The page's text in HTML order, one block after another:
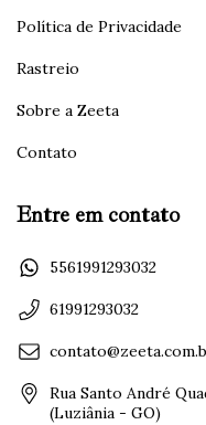
Política de Privacidade
Rastreio
Sobre a Zeeta
Contato
Entre em contato
5561991293032
61991293032
Rua Santo André
(Luziânia - GO)